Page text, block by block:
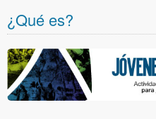
Ayudas y Premios
¿Qué es?